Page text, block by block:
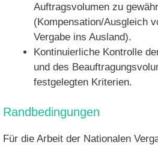
Auftragsvolumen zu
(Kompensation/Ausgleich
Vergabe ins Ausland).
Kontinuierliche Kontrolle
und des
festgelegten Kriterien.
Randbedingungen
Für die Arbeit der Nationalen